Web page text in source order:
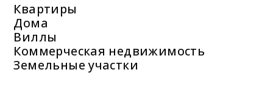
Квартиры
Дома
Виллы
Коммерческая недвижимость
Земельные участки